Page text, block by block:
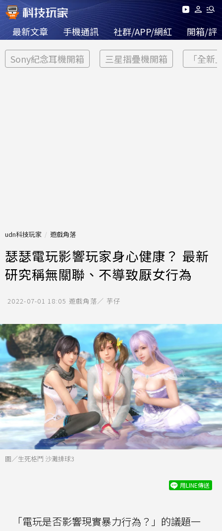
最新文章 手機通訊 社群/APP/網紅 開箱/評
Sony紀念耳機開箱 三星摺疊機開箱 「全新
udn科技玩家 遊戲角落
瑟瑟電玩影響玩家身心健康？ 最新
研究稱無關聯、不導致厭女行為
2022-07-01 18:05 遊戲角落／ 芋仔
圖／生死格鬥 沙灘排球3
用LINE傳送
「電玩是否影響現實暴力行為？」的議題一